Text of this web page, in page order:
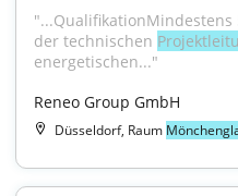
der technischen
energetischen..."
Reneo Group GmbH
Düsseldorf, Raum